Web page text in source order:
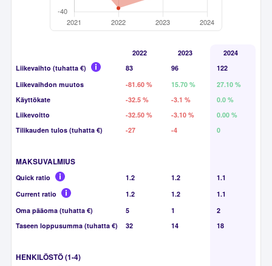
2022 2023
2024
Liikevaihto (tuhatta €)
83 96
122
Liikevaihdon muutos
-81.60 % 15.70 %
27.10 %
Käyttökate
-32.5 % -3.1 %
0.0 %
Liikevoitto
-32.50 % -3.10 %
0.00 %
Tilikauden tulos (tuhatta €)
-27 -4 0
MAKSUVALMIUS
Quick ratio 1.2 1.2
1.1
Current ratio
1.2 1.2
1.1
Oma pääoma (tuhatta €)
5 1
2
Taseen loppusumma (tuhatta €)
32 14 18
HENKILÖSTÖ (1-4)